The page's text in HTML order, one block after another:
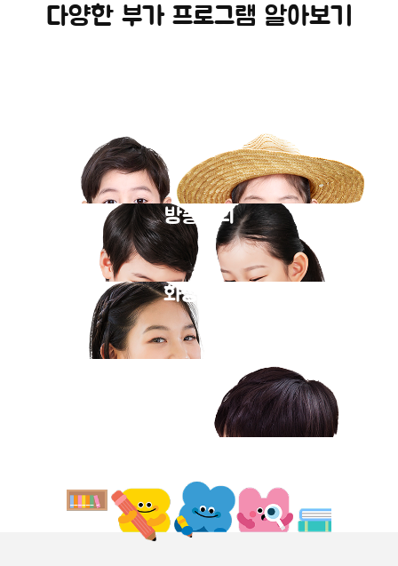
다양한 부가 프로그램 알아보기
방송강의
화상과외
동영상강의